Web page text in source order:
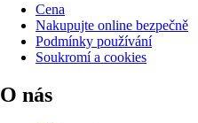
Cena
Nakupujte online bezpečně
Podmínky používání
Soukromí a cookies
O nás